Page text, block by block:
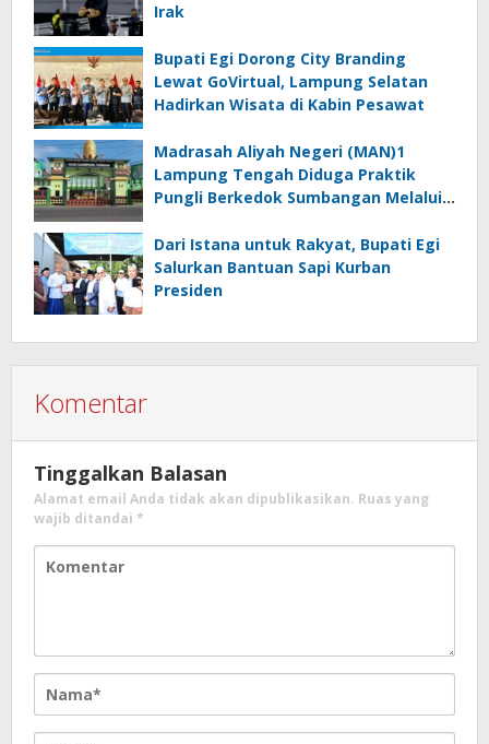
Irak
Bupati Egi Dorong City Branding
Lewat GoVirtual, Lampung Selatan
Hadirkan Wisata di Kabin Pesawat
Madrasah Aliyah Negeri (MAN)1
Lampung Tengah Diduga Praktik
Pungli Berkedok Sumbangan Melalui
Dari Istana untuk Rakyat, Bupati Egi
Salurkan Bantuan Sapi Kurban
Presiden
Komentar
Tinggalkan Balasan
Alamat email Anda tidak akan dipublikasikan. Ruas yang
wajib ditandai *